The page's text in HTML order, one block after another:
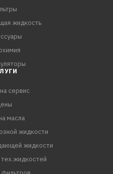
жидкость
сервис
масла
жидкости
жидкости